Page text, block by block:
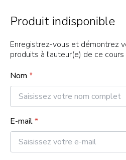
Produit indisponible
Enregistrez-vous et démontrez
produits à l'auteur(e) de ce cours
Nom *
E-mail*